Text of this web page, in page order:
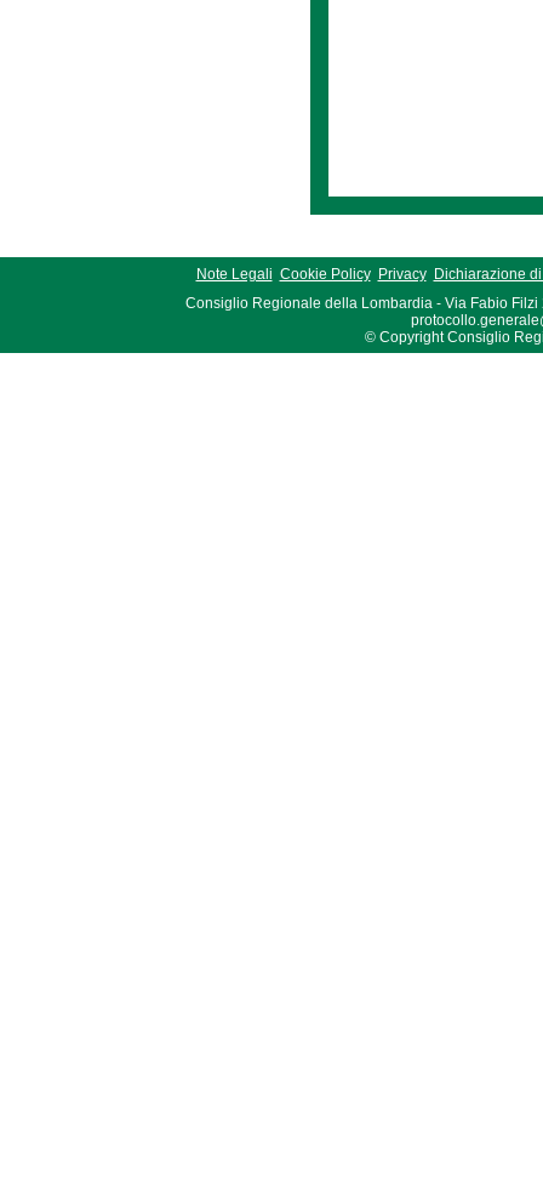
Note Legali Cookie Policy Privacy
Dichiarazione
Consiglio Regionale della Lombardia - Via Fabio Filzi
© Copyright Consiglio